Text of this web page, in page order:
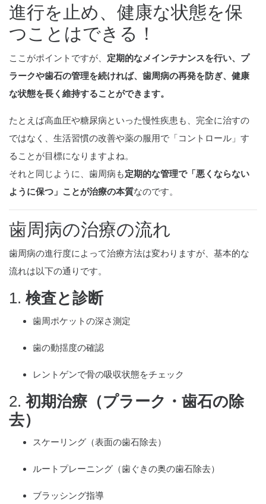
進行を止め、健康な状態を保
つことはできる！
ここがポイントですが、 定期的なメインテナンスを行い、プ
ラークや歯石の管理を続ければ、歯周病の再発を防ぎ、健康
な状態を長く維持することができます。
たとえば高血圧や糖尿病といった慢性疾患も、完全に治すの
ではなく、生活習慣の改善や薬の服用で「コントロール」す
ることが目標になりますよね。
それと同じように、歯周病も定期的な管理で「悪くならない
ように保つ」ことが治療の本質なのです。
歯周病の治療の流れ
歯周病の進行度によって治療方法は変わりますが、基本的な
流れは以下の通りです。
1. 検査と診断
歯周ポケットの深さ測定
歯の動揺度の確認
レントゲンで骨の吸収状態をチェック
2.初期治療（プラーク・歯石の除
去）
スケーリング（表面の歯石除去）
ルートプレーニング（歯ぐきの奥の歯石除去）
ブラッシング指導